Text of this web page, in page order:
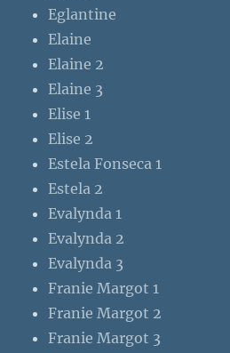
Eglantine
Elaine
Elaine 2
Elaine 3
Elise 1
Elise 2
Estela Fonseca 1
Estela 2
Evalynda 1
Evalynda 2
Evalynda 3
Franie Margot 1
Franie Margot 2
Franie Margot 3